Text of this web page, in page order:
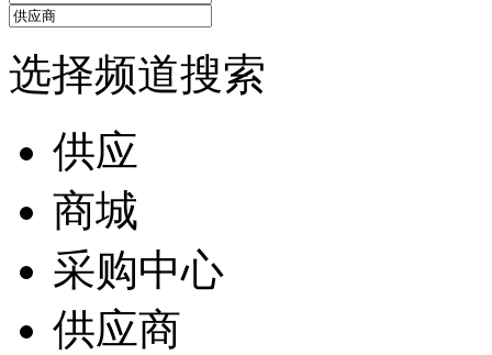
选择频道搜索
供应
商城
采购中心
供应商